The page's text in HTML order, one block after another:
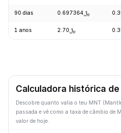
90 dias ﷼0.697364
1 anos ﷼2.70
Calculadora histórica de
Descobre quanto valia o teu MNT
passada e vê como a taxa de câmbio de
valor de hoje.